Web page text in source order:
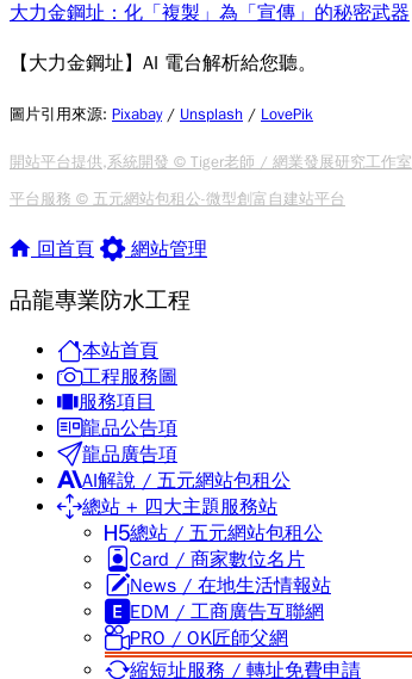
大力金鋼址：化「複製」為「宣傳」的秘密武器
【大力金鋼址】AI 電台解析給您聽。
圖片引用來源: Pixabay/ Unsplash / LovePik
開站平台提供,系統開發 © Tiger老師 / 網業發展研究工作室
平台服務 © 五元網站包租公-微型創富自建站平台
回首頁 網站管理
品龍專業防水工程
本站首頁
工程服務圖
服務項目
龍品公告項
龍品廣告項
AI解說 / 五元網站包租公
總站 + 四大主題服務站
總站 / 五元網站包租公
Card / 商家數位名片
News / 在地生活情報站
EDM / 工商廣告互聯網
PRO / OK匠師父網
縮短址服務 / 轉址免費申請